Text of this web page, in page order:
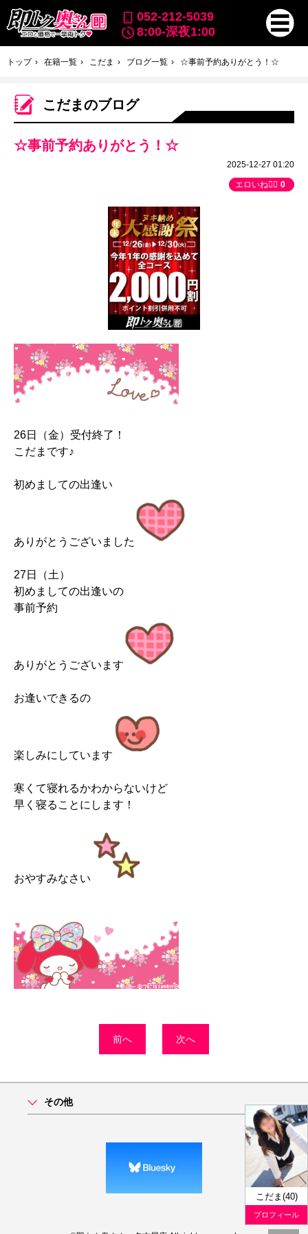
052-212-5039
8:00-深夜1:00
トップ 在籍一覧 こだま ブログ一覧 ☆事前予約ありがとう！☆
こだまのブログ
こだま(40)
プロフィール
☆事前予約ありがとう！☆
2025-12-27 01:20
エロいね👍🏻 0
26日（金）受付終了！
こだまです♪
初めましての出逢い
ありがとうございました
27日（土）
初めましての出逢いの
事前予約
ありがとうございます
お逢いできるの
楽しみにしています
寒くて寝れるかわからないけど
早く寝ることにします！
おやすみなさい
前へ 次へ
その他